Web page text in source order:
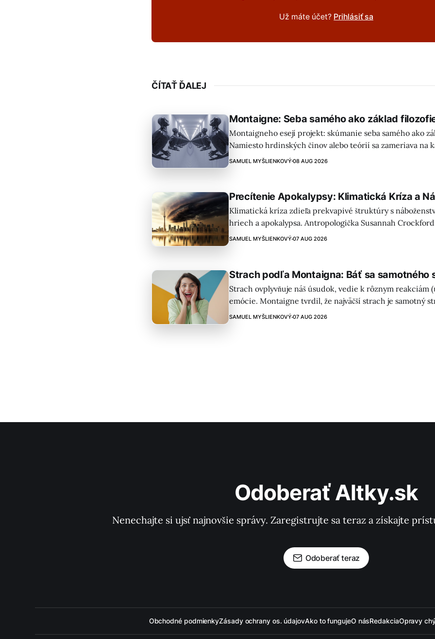
Už máte účet? Prihlásiť sa
ČÍTAŤ ĎALEJ
Montaigne: Seba samého ako základ
Montaigneho esejí projekt: skúmanie seba samého ako
Namiesto hrdinských činov alebo teórií sa zameriava na
skúsenosti obyčajného človeka, akceptujúc neustálu
SAMUEL MYŠLIENKOVÝ 08 AUG 2026
Precítenie Apokalypsy: Klimatická Kríza a
Klimatická kríza zdieľa prekvapivé štruktúry s
hriech a apokalypsa. Antropologička Susannah Crockford
neveriaci nevedome používajú kresťanské koncepty pri
SAMUEL MYŠLIENKOVÝ 07 AUG 2026
Strach podľa Montaigna: Báť sa samotného
Strach ovplyvňuje náš úsudok, vedie k rôznym reakciám
emócie. Montaigne tvrdil, že najväčší strach je samotný
paralyzujúcejší ako nebezpečenstvo!
SAMUEL MYŠLIENKOVÝ 07 AUG 2026
Odoberať Altky.sk
Nenechajte si ujsť najnovšie správy. Zaregistrujte sa teraz a získajte
Odoberať teraz
Obchodné podmienkyZásady ochrany os. údajovAko to fungujeO násRedakciaOpravy